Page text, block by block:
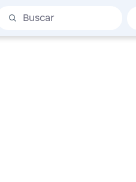
Barra de busca